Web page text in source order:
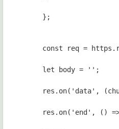
};
const req =
let body = '';
res.on('data',
res.on('end', ()